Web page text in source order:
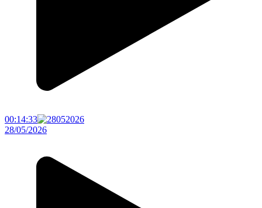
00:14:33
28/05/2026